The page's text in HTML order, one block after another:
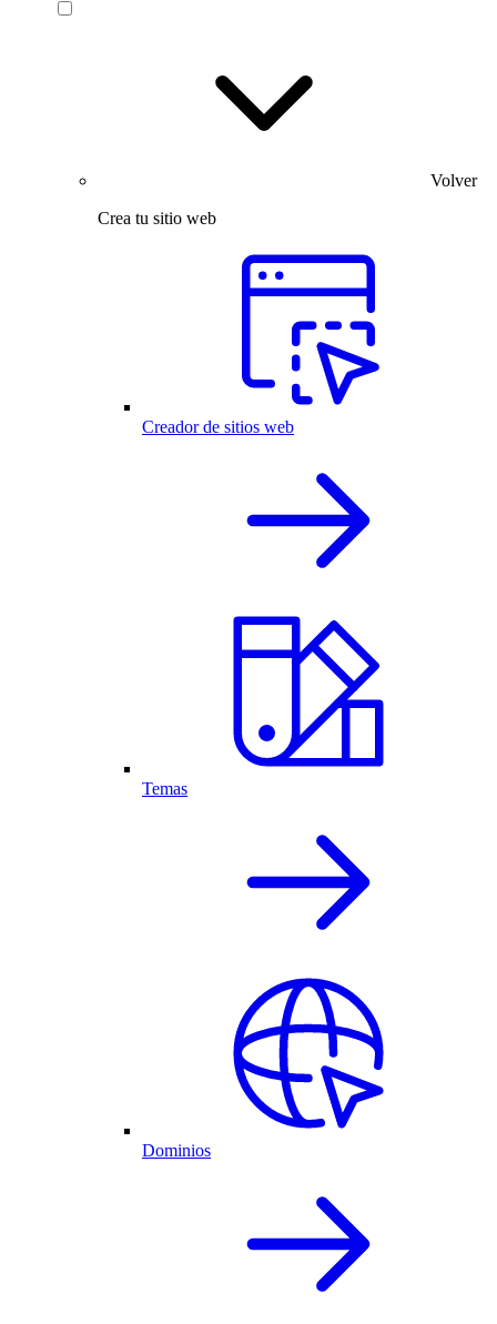
Volver
Crea tu sitio web
Creador de sitios web
Temas
Dominios